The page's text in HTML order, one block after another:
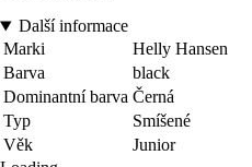
Další informace
Marki
Helly Hansen
Barva
black
Dominantní barva Černá
Typ
Smíšené
Věk
Junior